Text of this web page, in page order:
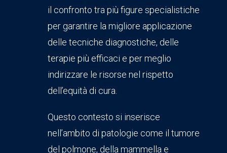
il confronto tra più figure specialistiche
per garantire la migliore applicazione
delle tecniche diagnostiche, delle
terapie più efficaci e per meglio
indirizzare le risorse nel rispetto
dell’equità di cura.
Questo contesto si inserisce
nell’ambito di patologie come il tumore
del polmone, della mammella e